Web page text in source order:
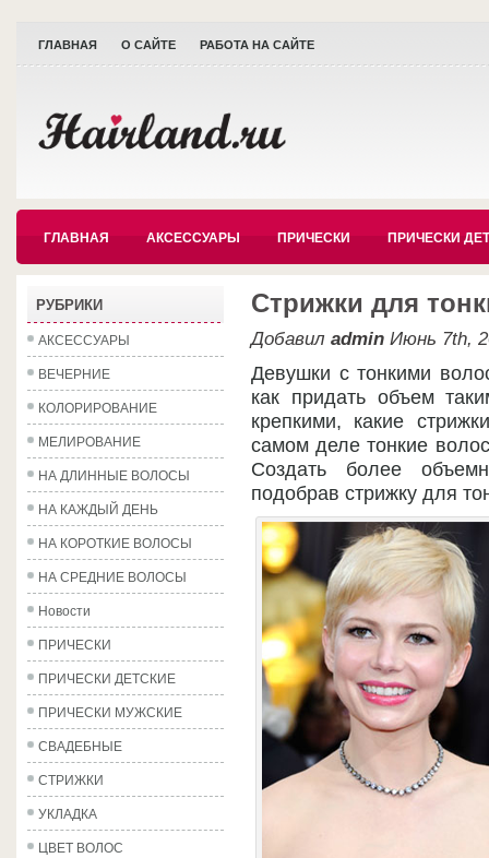
ГЛАВНАЯ О САЙТЕ РАБОТА НА САЙТЕ
ГЛАВНАЯ АКСЕССУАРЫ ПРИЧЕСКИ ПРИЧЕСКИ
РУБРИКИ
АКСЕССУАРЫ
ВЕЧЕРНИЕ
КОЛОРИРОВАНИЕ
МЕЛИРОВАНИЕ
НА ДЛИННЫЕ ВОЛОСЫ
НА КАЖДЫЙ ДЕНЬ
НА КОРОТКИЕ ВОЛОСЫ
НА СРЕДНИЕ ВОЛОСЫ
Новости
ПРИЧЕСКИ
ПРИЧЕСКИ ДЕТСКИЕ
ПРИЧЕСКИ МУЖСКИЕ
СВАДЕБНЫЕ
СТРИЖКИ
УКЛАДКА
ЦВЕТ ВОЛОС
Стрижки для
Добавил admin Июнь 7th,
Девушки с тонкими
как придать объем
крепкими, какие
самом деле тонкие
Создать более
подобрав стрижку для